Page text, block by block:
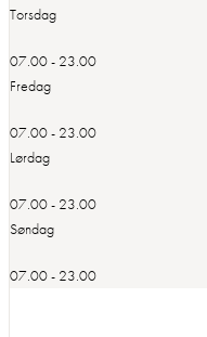
Torsdag
07.00 - 23.00
Fredag
07.00 - 23.00
Lørdag
07.00 - 23.00
Søndag
07.00 - 23.00